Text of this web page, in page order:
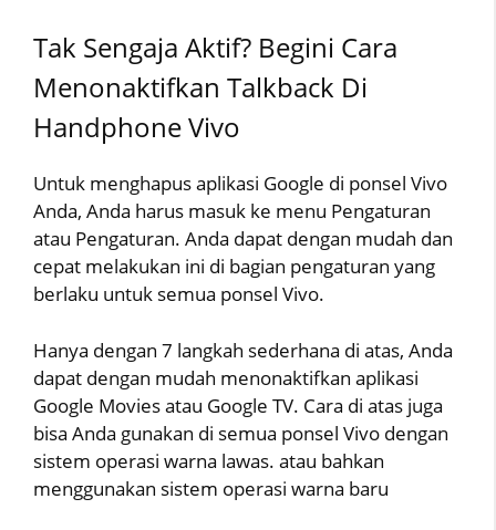
Tak Sengaja Aktif? Begini Cara
Menonaktifkan Talkback Di
Handphone Vivo
Untuk menghapus aplikasi Google di ponsel Vivo
Anda, Anda harus masuk ke menu Pengaturan
atau Pengaturan. Anda dapat dengan mudah dan
cepat melakukan ini di bagian pengaturan yang
berlaku untuk semua ponsel Vivo.
Hanya dengan 7 langkah sederhana di atas, Anda
dapat dengan mudah menonaktifkan aplikasi
Google Movies atau Google TV. Cara di atas juga
bisa Anda gunakan di semua ponsel Vivo dengan
sistem operasi warna lawas. atau bahkan
menggunakan sistem operasi warna baru